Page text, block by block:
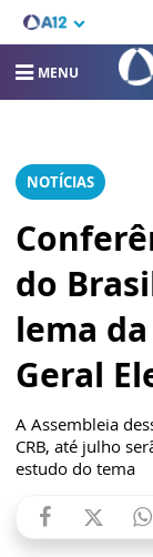
MENU
NOTÍCIAS
do
lema
Geral
A Assembleia
CRB, até julho
estudo do tema